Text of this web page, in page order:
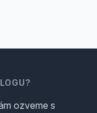
ozveme s